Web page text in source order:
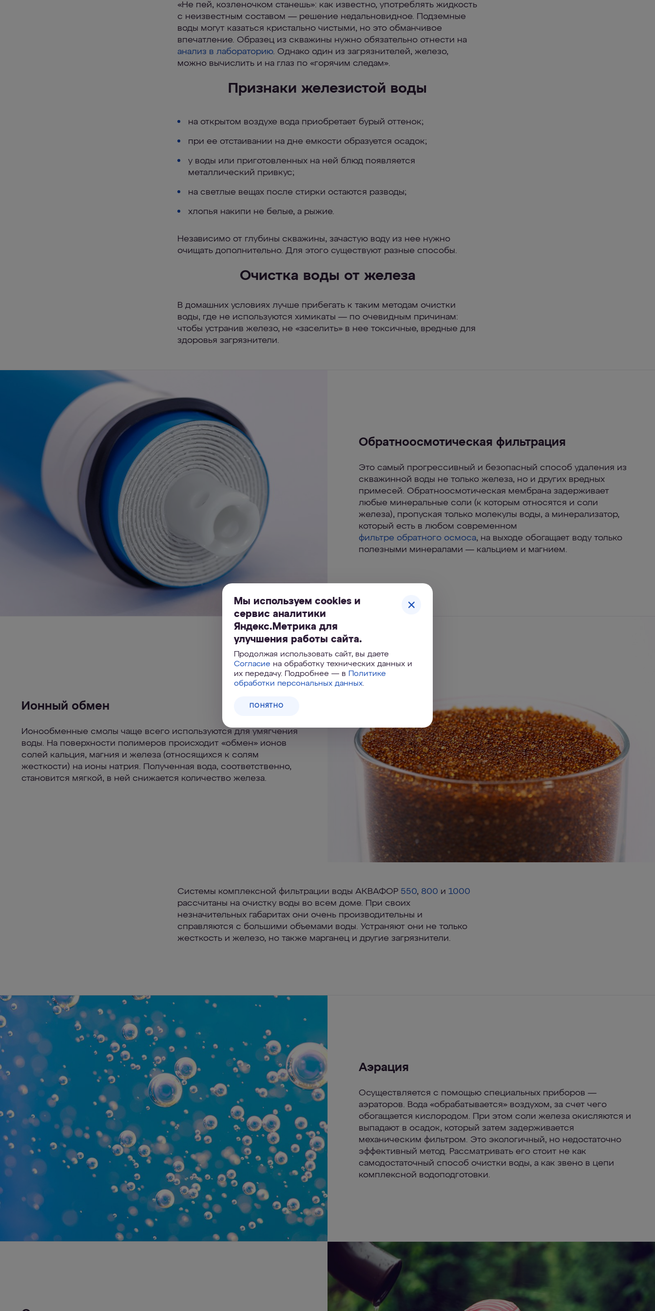
«Не пей, козленочком станешь»: как известно, употреблять жидкость
с неизвестным составом — решение недальновидное. Подземные
воды могут казаться кристально чистыми, но это обманчивое
впечатление. Образец из скважины нужно обязательно отнести на
анализ в лабораторию. Однако один из загрязнителей, железо,
можно вычислить и на глаз по «горячим следам».
Признаки железистой воды
на открытом воздухе вода приобретает бурый оттенок;
при ее отстаивании на дне емкости образуется осадок;
у воды или приготовленных на ней блюд появляется
металлический привкус;
на светлые вещах после стирки остаются разводы;
хлопья накипи не белые, а рыжие.
Независимо от глубины скважины, зачастую воду из нее нужно
очищать дополнительно. Для этого существуют разные способы.
Очистка воды от железа
В домашних условиях лучше прибегать к таким методам очистки
воды, где не используются химикаты — по очевидным причинам:
чтобы устранив железо, не «заселить» в нее токсичные, вредные для
здоровья загрязнители.
Обратноосмотическая фильтрация
Это самый прогрессивный и безопасный способ удаления из
скважинной воды не только железа, но и других вредных
примесей. Обратноосмотическая мембрана задерживает
любые минеральные соли (к которым относятся и соли
железа), пропуская только молекулы воды, а минерализатор,
который есть в любом современном
фильтре обратного осмоса, на выходе обогащает воду только
полезными минералами — кальцием и магнием.
Ионный обмен
Ионообменные смолы чаще всего используются для умягчения
воды. На поверхности полимеров происходит «обмен» ионов
солей кальция, магния и железа (относящихся к солям
жесткости) на ионы натрия. Полученная вода, соответственно,
становится мягкой, в ней снижается количество железа.
Системы комплексной фильтрации воды АКВАФОР 550, 800 и 1000
рассчитаны на очистку воды во всем доме. При своих
незначительных габаритах они очень производительны и
справляются с большими объемами воды. Устраняют они не только
жесткость и железо, но также марганец и другие загрязнители.
Аэрация
Осуществляется с помощью специальных приборов —
аэраторов. Вода «обрабатывается» воздухом, за счет чего
обогащается кислородом. При этом соли железа окисляются и
выпадают в осадок, который затем задерживается
механическим фильтром. Это экологичный, но недостаточно
эффективный метод. Рассматривать его стоит не как
самодостаточный способ очистки воды, а как звено в цепи
комплексной водоподготовки.
Мы используем cookies и
сервис аналитики
Яндекс.Метрика для
улучшения работы сайта.
Продолжая использовать сайт, вы даете
Согласие на обработку технических данных и
их передачу. Подробнее — в Политике
обработки персональных данных.
ПОНЯТНО